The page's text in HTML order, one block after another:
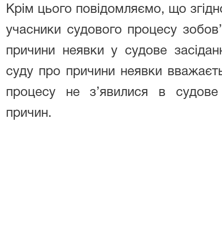
Крім цього повідомляємо, що
учасники судового процесу
причини неявки у судове
суду про причини неявки
процесу не з’явилися в
причин.